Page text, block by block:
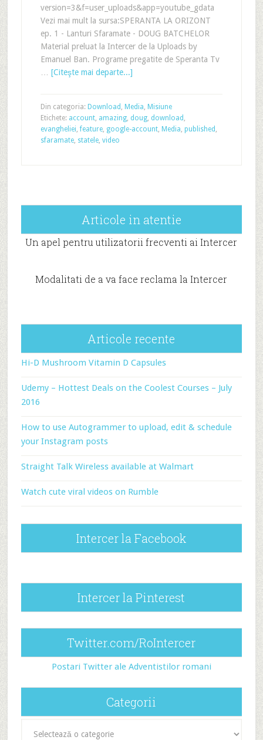
version=3&f=user_uploads&app=youtube_gdata
Vezi mai mult la sursa:SPERANTA LA ORIZONT
ep. 1 - Lanturi Sfaramate - DOUG BATCHELOR
Material preluat la Intercer de la Uploads by
Emanuel Ban. Programe pregatite de Speranta Tv
[Citeşte mai departe...]
Din categoria: Download , Media, Misiune
Etichete: account, amazing, doug, download ,
evangheliei,feature, google-account, Media, published ,
sfaramate, statele, video
Articole in atentie
Un apel pentru utilizatorii frecventi ai Intercer
Modalitati de a va face reclama la Intercer
Articole recente
Hi-D Mushroom Vitamin D Capsules
Udemy – Hottest Deals on the Coolest Courses – July
2016
How to use Autogrammer to upload, edit & schedule
your Instagram posts
Straight Talk Wireless available at Walmart
Watch cute viral videos on Rumble
Intercer la Facebook
Intercer la Pinterest
Twitter.com/RoIntercer
Postari Twitter ale Adventistilor romani
Categorii